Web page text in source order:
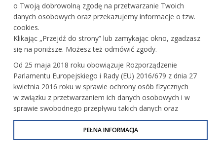
MECZ PIŁKI RĘCZNEJ - SPR PWSZ TARNÓW -
KSSPR KOŃSKIE
22 października 2016 r.fot. Paweł Topolski
o Twoją dobrowolną zgodę na przetwarzanie Twoich
danych osobowych oraz przekazujemy informacje o tzw.
cookies.
Klikając „Przejdź do strony” lub zamykając okno, zgadzasz
się na poniższe. Możesz też odmówić zgody.
Od 25 maja 2018 roku obowiązuje Rozporządzenie
Parlamentu Europejskiego i Rady (EU) 2016/679 z dnia 27
kwietnia 2016 roku w sprawie ochrony osób fizycznych
w związku z przetwarzaniem ich danych osobowych i w
sprawie swobodnego przepływu takich danych oraz
uchylenia dyrektywy 95/46/WE (określane jako RODO, GDPR
lub Ogólne Rozporządzenie o Ochronie Danych
PEŁNA INFORMACJA